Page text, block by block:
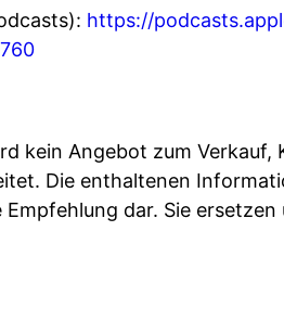
https://
kein Angebot zum Verkauf,
Die enthaltenen
dar. Sie